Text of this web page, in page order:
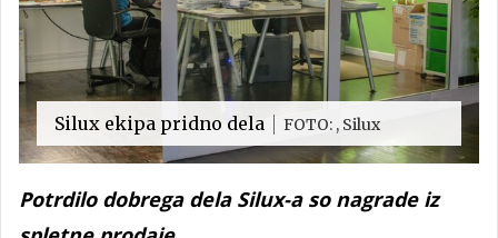
Silux ekipa pridno dela FOTO: , Silux
Potrdilo dobrega dela Silux-a so nagrade iz